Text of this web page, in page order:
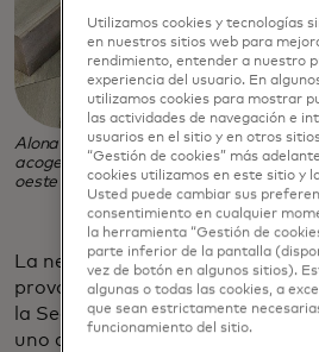
Alona huyó de Ucrania con su hijo y
acogedora comunidad en Sochaczew,
oeste de Varsovia.
La necesidad es enorme, ya que
provocó elmayor éxodo de
la Segunda Guerra Mundial.
uno de los muchos nuevos
Utilizamos cookies y tecnologías
en nuestros sitios web para
rendimiento, entender a nuestro
experiencia del usuario. En
utilizamos cookies para mostrar
las actividades de navegación e
usuarios en el sitio y en otros
“Gestión de cookies” más
cookies utilizamos en este sitio y
Usted puede cambiar sus
consentimiento en cualquier
la herramienta “Gestión de
parte inferior de la pantalla
vez de botón en algunos sitios).
algunas o todas las cookies, a
que sean estrictamente
funcionamiento del sitio.